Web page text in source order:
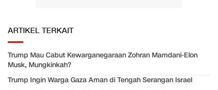
ARTIKEL TERKAIT
Trump Mau Cabut Kewarganegaraan Zohran Mamdani-Elon
Musk, Mungkinkah?
Trump Ingin Warga Gaza Aman di Tengah Serangan Israel